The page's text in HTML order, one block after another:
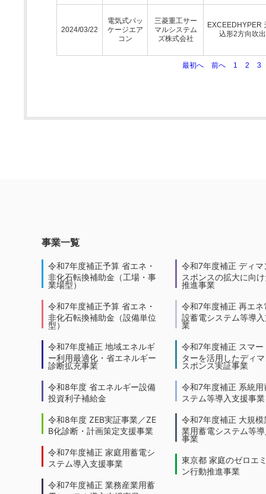
2024/03/22
電気式パッ
ケージエア
コン
三菱重工サー
マルシステム
ズ株式会社
EXCEEDHYPER
込形2方向吹
最初へ 前へ 1 2 3
事業一覧
令和7年度補正予算 省エネ・
非化石転換補助金（工場・事
業場型）
令和7年度補正予算 省エネ・
非化石転換補助金（設備単位
型）
令和7年度補正 地域エネルギ
ー利用最適化・省エネルギー
診断拡充事業
令和8年度 省エネルギー設備
投資利子補給金
令和8年度 ZEB実証事業／ZE
B化診断・計画策定支援事業
令和7年度補正 家庭用蓄電シ
ステム導入支援事業
令和7年度補正 業務産業用蓄
令和7年度補正 ディマ
スポンスの拡大に向
推進事業
令和7年度補正 再エネ
設蓄電システム等導
業
令和7年度補正 スマー
ターを活用したディ
スポンス実証事業
令和7年度補正 系統用
ステム等導入支援事業
令和7年度補正 大規模
業用蓄電システム等
事業
東京都 家庭のゼロエ
ン行動推進事業